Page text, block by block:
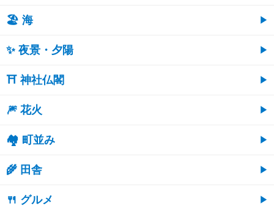
🏖 海
✨ 夜景・夕陽
⛩ 神社仏閣
🎆 花火
🏘 町並み
🌾 田舎
🍴 グルメ